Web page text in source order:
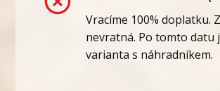
Vracíme 100% doplatku.
nevratná. Po tomto datu
varianta s náhradníkem.